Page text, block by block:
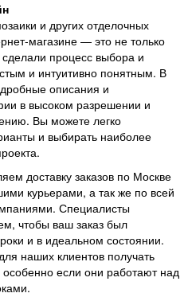
и других отделочных
магазине — это не только
процесс выбора и
и интуитивно понятным. В
описания и
в высоком разрешении и
Вы можете легко
и выбирать наиболее
доставку заказов по Москве
курьерами, а так же по всей
Специалисты
чтобы ваш заказ был
и в идеальном состоянии.
наших клиентов получать
если они работают над